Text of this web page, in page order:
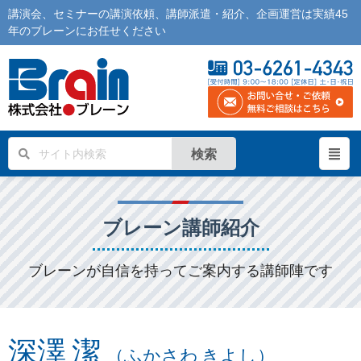
講演会 セミナーの講演依頼 講師派遣 ・紹介、企画運営は実績45
年のブレーンにお任せください
検索
ブレーン講師紹介
ブレーンが自信を持ってご案内する講師陣です
深澤 潔 （ふかさわ きよし）